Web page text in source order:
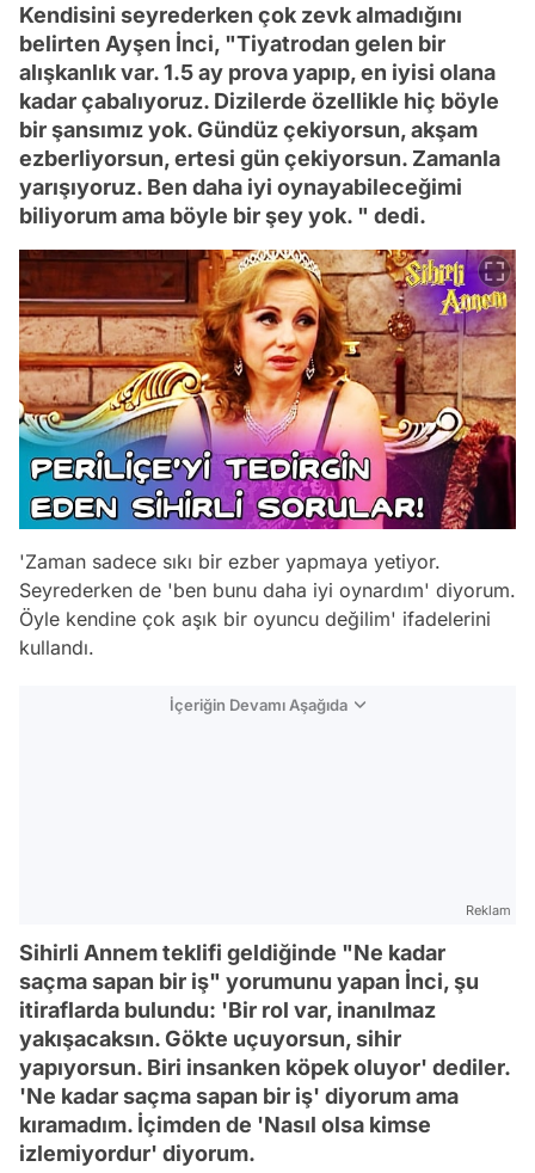
Kendisini seyrederken çok zevk almadığını
belirten Ayşen İnci, "Tiyatrodan gelen bir
alışkanlık var. 1.5 ay prova yapıp, en iyisi olana
kadar çabalıyoruz. Dizilerde özellikle hiç böyle
bir şansımız yok. Gündüz çekiyorsun, akşam
ezberliyorsun, ertesi gün çekiyorsun. Zamanla
yarışıyoruz. Ben daha iyi oynayabileceğimi
biliyorum ama böyle bir şey yok. " dedi.
'Zaman sadece sıkı bir ezber yapmaya yetiyor.
Seyrederken de 'ben bunu daha iyi oynardım' diyorum.
Öyle kendine çok aşık bir oyuncu değilim' ifadelerini
kullandı.
İçeriğin Devamı Aşağıda
Reklam
Sihirli Annem teklifi geldiğinde "Ne kadar
saçma sapan bir iş" yorumunu yapan İnci, şu
itiraflarda bulundu: 'Bir rol var, inanılmaz
yakışacaksın. Gökte uçuyorsun, sihir
yapıyorsun. Biri insanken köpek oluyor' dediler.
'Ne kadar saçma sapan bir iş' diyorum ama
kıramadım. İçimden de 'Nasıl olsa kimse
izlemiyordur' diyorum.